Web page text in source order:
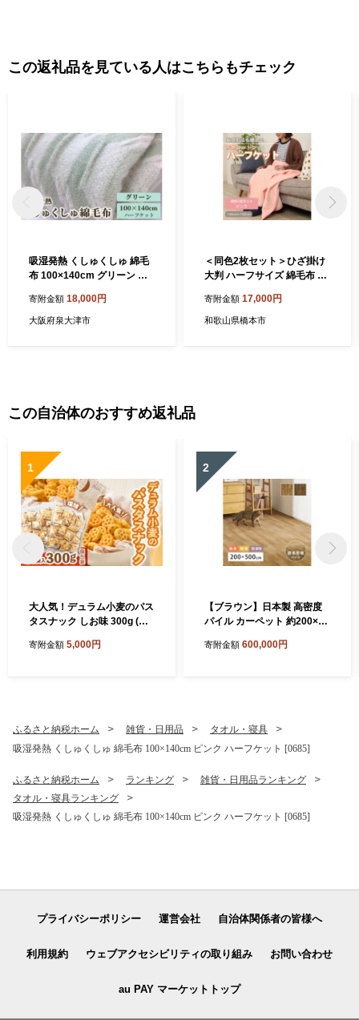
この返礼品を見ている人はこちらもチェック
吸湿発熱 くしゅくしゅ 綿毛
布 100×140cm グリーン ハ
寄附金額 18,000円
大阪府泉大津市
＜同色2枚セット＞ひざ掛け
大判 ハーフサイズ 綿毛布 ハ
ピンク【1607499】
寄附金額 17,000円
和歌山県橋本市
この自治体のおすすめ返礼品
1
大人気！デュラム小麦のパス
タスナック しお味 300g (約5
個包装 パスタ スナック 塩味
寄附金額 5,000円
2
【ブラウン】日本製 高密度
パイル カーペット 約200×50
0044017
寄附金額 600,000円
ふるさと納税ホーム 雑貨・日用品
タオル・寝具
吸湿発熱 くしゅくしゅ 綿毛布 100×140cm ピンク ハーフケット [0685]
ふるさと納税ホーム ランキング
雑貨・日用品ランキング
タオル・寝具ランキング
吸湿発熱 くしゅくしゅ 綿毛布 100×140cm ピンク ハーフケット [0685]
プライバシーポリシー 運営会社 自治体関係者の皆様へ
利用規約 ウェブアクセシビリティの取り組み お問い合わせ
au PAY マーケットトップ